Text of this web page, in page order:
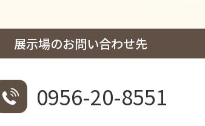
展示場のお問い合わせ先
0956-20-8551